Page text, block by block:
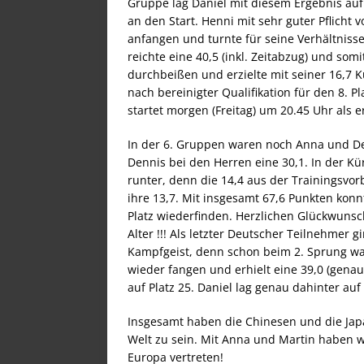
an den Start. Henni mit sehr guter Pflicht
anfangen und turnte für seine
reichte eine 40,5 (inkl. Zeitabzug) und
durchbeißen und erzielte mit seiner 16,7
nach bereinigter Qualifikation für den 8.
startet morgen (Freitag) um 20.45 Uhr als
In der 6. Gruppen waren noch Anna und
Dennis bei den Herren eine 30,1. In der
runter, denn die 14,4 aus der
ihre 13,7. Mit insgesamt 67,6 Punkten
Platz wiederfinden. Herzlichen
Alter !!! Als letzter Deutscher Teilnehmer
Kampfgeist, denn schon beim 2. Sprung
wieder fangen und erhielt eine 39,0
auf Platz 25. Daniel lag genau dahinter
Insgesamt haben die Chinesen und die
Welt zu sein. Mit Anna und Martin haben
Europa vertreten!